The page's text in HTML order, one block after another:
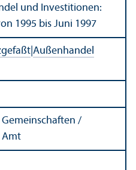
und Investitionen:
1995 bis Juni 1997
Außen­handel
Gemeinschaften /
Amt